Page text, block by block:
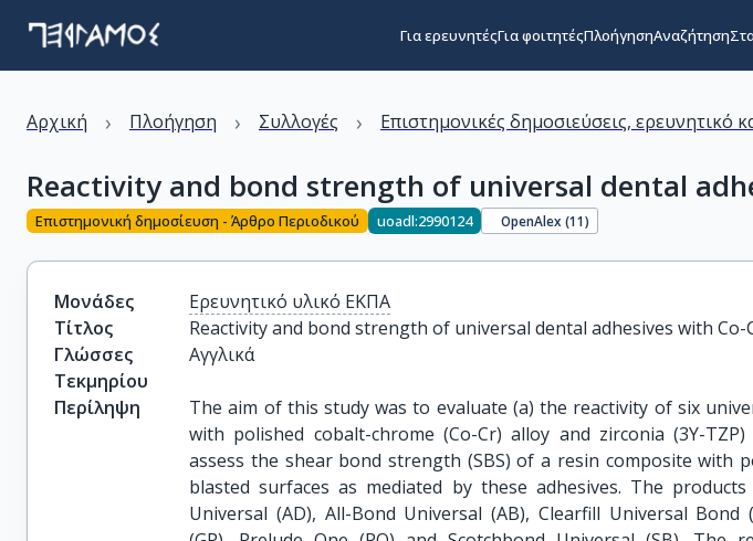
Για ερευνητέςΓια φοιτητέςΠλοήγησηΑναζήτηση
Αρχική › Πλοήγηση › Συλλογές › Επιστημονικές δημοσιεύσεις, ερευνητικό
Reactivity and bond strength of universal dental
Επιστημονική δημοσίευση - Άρθρο Περιοδικού uoadl:2990124 OpenAlex (11)
Μονάδες
Ερευνητικό υλικό ΕΚΠΑ
Τίτλος
Reactivity and bond strength of universal dental adhesives with Co-
Γλώσσες
Τεκμηρίου
Αγγλικά
Περίληψη
The aim of this study was to evaluate (a) the reactivity of six
with polished cobalt-chrome (Co-Cr) alloy and zirconia (3Y-
assess the shear bond strength (SBS) of a resin composite with
blasted surfaces as mediated by these adhesives. The
Universal (AD), All-Bond Universal (AB), Clearfill Universal Bond